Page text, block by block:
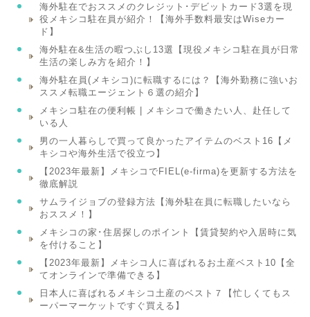
海外駐在でおススメのクレジット･デビットカード3選を現
役メキシコ駐在員が紹介！【海外手数料最安はWiseカー
ド】
海外駐在&生活の暇つぶし13選【現役メキシコ駐在員が日常
生活の楽しみ方を紹介！】
海外駐在員(メキシコ)に転職するには？【海外勤務に強いお
ススメ転職エージェント６選の紹介】
メキシコ駐在の便利帳 | メキシコで働きたい人、赴任して
いる人
男の一人暮らしで買って良かったアイテムのベスト16【メ
キシコや海外生活で役立つ】
【2023年最新】メキシコでFIEL(e-firma)を更新する方法を
徹底解説
サムライジョブの登録方法【海外駐在員に転職したいなら
おススメ！】
メキシコの家･住居探しのポイント【賃貸契約や入居時に気
を付けること】
【2023年最新】メキシコ人に喜ばれるお土産ベスト10【全
てオンラインで準備できる】
日本人に喜ばれるメキシコ土産のベスト７【忙しくてもス
ーパーマーケットですぐ買える】